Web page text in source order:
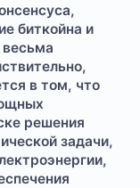
биткойна и
в том, что
решения
задачи,